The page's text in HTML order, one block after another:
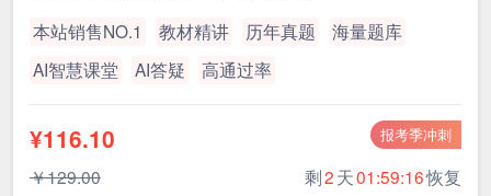
本站销售NO.1 教材精讲 历年真题
海量题库
AI智慧课堂
AI答疑 高通过率
报考季冲刺
¥116.10
￥129.00 剩2天01:59:15恢复